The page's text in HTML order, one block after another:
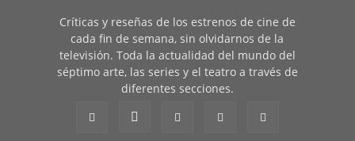
Críticas y reseñas de los estrenos de cine de
cada fin de semana, sin olvidarnos de la
televisión. Toda la actualidad del mundo del
séptimo arte, las series y el teatro a través de
diferentes secciones.